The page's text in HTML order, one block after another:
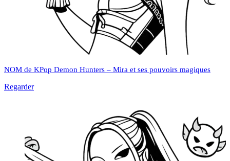
NOM de KPop Demon Hunters – Mira et ses pouvoirs magiques
Regarder